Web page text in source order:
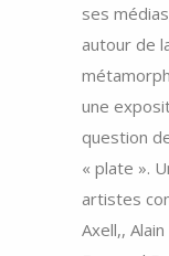
ses
autour de
une
question
« plate ».
artistes
Axell,,